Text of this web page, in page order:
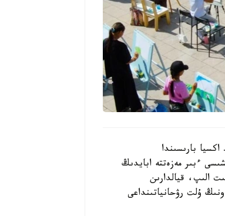
بارىسىندا
150-گە تارتا جاس سۋرەتشىسى ءبىر مەزەتتە ابايدىڭ
الىپ، قيالدارىن
ۇلت رۋحانياتىنداعى